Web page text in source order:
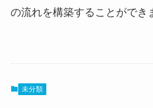
の流れを構築することができ
未分類